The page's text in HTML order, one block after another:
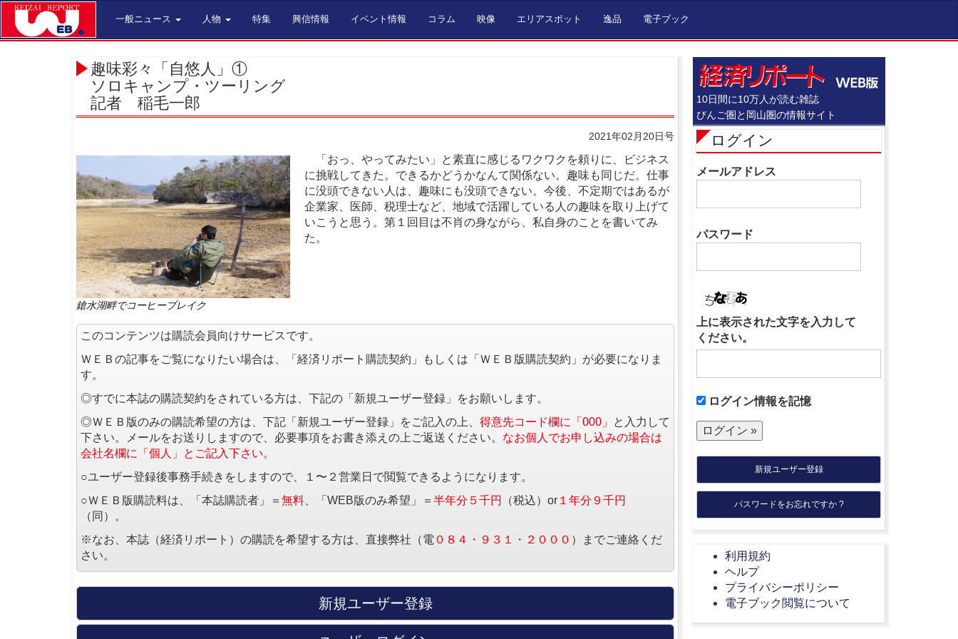
一般ニュース 人物 特集 興信情報 イベント情報 コラム 映像 エリアスポット 逸品 電子ブック
趣味彩々「自悠人」①
ソロキャンプ・ツーリング
記者 稲毛一郎
2021年02月20日号
鎗水湖畔でコーヒーブレイク
「おっ、やってみたい」と素直に感じるワクワクを頼りに、ビジネス
に挑戦してきた。できるかどうかなんて関係ない。趣味も同じだ。仕事
に没頭できない人は、趣味にも没頭できない。今後、不定期ではあるが
企業家、医師、税理士など、地域で活躍している人の趣味を取り上げて
いこうと思う。第１回目は不肖の身ながら、私自身のことを書いてみ
た。
このコンテンツは購読会員向けサービスです。
ＷＥＢの記事をご覧になりたい場合は、「経済リポート購読契約」もしくは「ＷＥＢ版購読契約」が必要になりま
す。
◎すでに本誌の購読契約をされている方は、下記の「新規ユーザー登録」をお願いします。
◎ＷＥＢ版のみの購読希望の方は、下記「新規ユーザー登録」をご記入の上、 得意先コード欄に「000」
と入力して
下さい。メールをお送りしますので、必要事項をお書き添えの上ご返送ください。 なお個人でお申し込みの場合は
会社名欄に「個人」とご記入下さい。
○ユーザー登録後事務手続きをしますので、１〜２営業日で閲覧できるようになります。
○ＷＥＢ版購読料は、「本誌購読者」＝ 無料 、「WEB版のみ希望」＝ 半年分５千円 （税込）or １年分９千円
（同）。
※なお、本誌（経済リポート）の購読を希望する方は、直接弊社（電 ０８４・９３１・２０００ ）までご連絡くだ
さい。
新規ユーザー登録
10日間に10万人が読む雑誌
びんご圏と岡山圏の情報サイト
ログイン
メールアドレス
パスワード
上に表示された文字を入力して
ください。
ログイン情報を記憶
新規ユーザー登録
パスワードをお忘れですか ?
利用規約
ヘルプ
プライバシーポリシー
電子ブック閲覧について